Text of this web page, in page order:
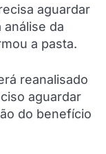
aguardar
análise da
a pasta.
reanalisado
aguardar
do benefício